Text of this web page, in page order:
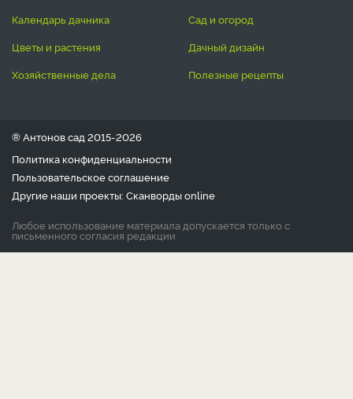
календарь дачника
сад и огород
цветы и растения
дачный дизайн
хозяйственные дела
полезные рецепты
® Антонов сад 2015-2026
Политика конфиденциальности
Пользовательское соглашение
Другие наши проекты: Сканвордыonline
Любое использование материала допускается только с
письменного согласия редакции